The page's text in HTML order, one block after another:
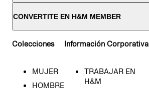
CONVERTITE EN H&M MEMBER
Colecciones
MUJER
HOMBRE
Información Corporativa
TRABAJAR EN
H&M